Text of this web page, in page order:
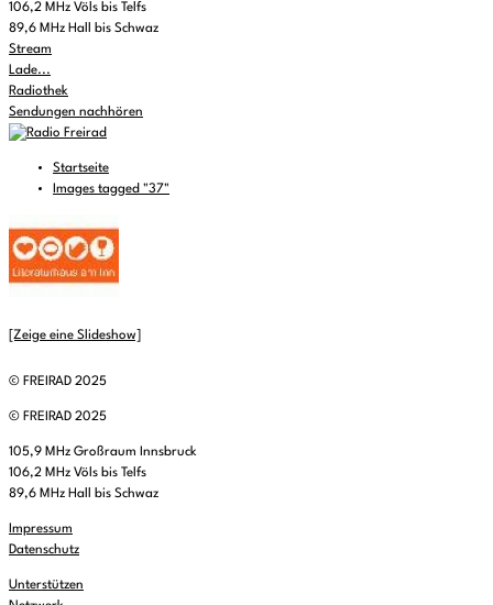
106,2 MHz Völs bis Telfs
89,6 MHz Hall bis Schwaz
Stream
Lade...
Radiothek
Sendungen nachhören
Startseite
Images tagged "37"
[Zeige eine Slideshow]
© FREIRAD 2025
© FREIRAD 2025
105,9 MHz Großraum Innsbruck
106,2 MHz Völs bis Telfs
89,6 MHz Hall bis Schwaz
Impressum
Datenschutz
Unterstützen